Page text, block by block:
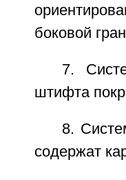
боковой
7.
штифта
8.
содержат